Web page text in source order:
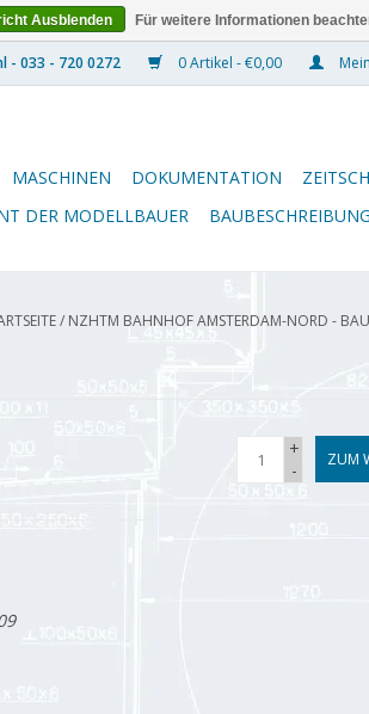
0 Artikel - €0,00
MASCHINEN DOKUMENTATION
DER MODELLBAUER
/ NZHTM BAHNHOF AMSTERDAM-NORD -
+
-
ZUM
Ausblenden Für weitere Informationen